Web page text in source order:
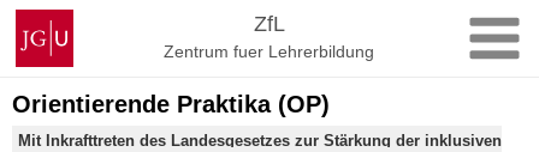
Zum
Inhalt
springen
Johannes
Gutenberg-
Universität
Mainz
ZfL
Zentrum fuer Lehrerbildung
Orientierende Praktika (OP)
Mit Inkrafttreten des Landesgesetzes zur Stärkung der inklusiven